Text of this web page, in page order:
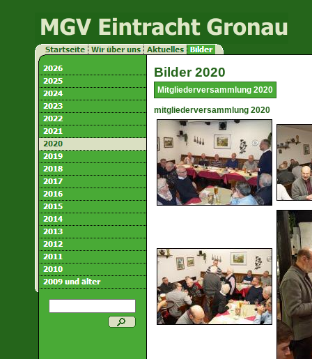
Bilder 2020
Mitgliederversammlung 2020
mitgliederversammlung 2020